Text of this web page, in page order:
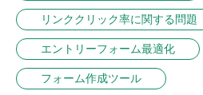
リンククリック率に関する問題
エントリーフォーム最適化
フォーム作成ツール